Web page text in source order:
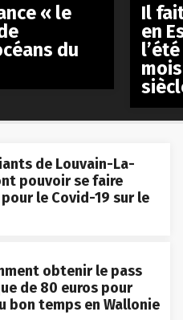
de Louvain-La-
pouvoir se faire
le Covid-19 sur le
obtenir le pass
de 80 euros pour
bon temps en Wallonie
« le
du
Il
en